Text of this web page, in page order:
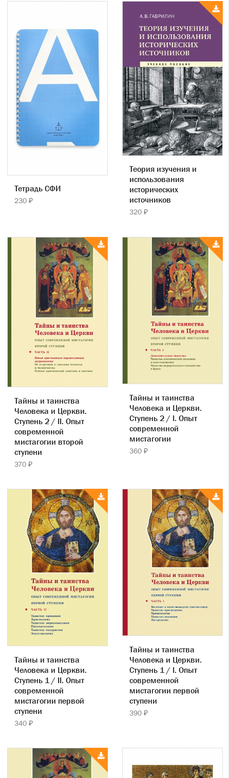
Тетрадь СФИ
230 ₽
Теория изучения и
использования
исторических
источников
320 ₽
Тайны и таинства
Человека и Церкви.
Ступень 2 / II. Опыт
современной
мистагогии второй
ступени
370 ₽
Тайны и таинства
Человека и Церкви.
Ступень 2 / I. Опыт
современной
мистагогии
360 ₽
Тайны и таинства
Человека и Церкви.
Ступень 1 / II. Опыт
современной
мистагогии первой
ступени
340 ₽
Тайны и таинства
Человека и Церкви.
Ступень 1 / I. Опыт
современной
мистагогии первой
ступени
390 ₽